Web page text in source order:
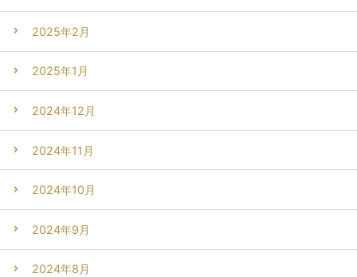
2025年2月
2025年1月
2024年12月
2024年11月
2024年10月
2024年9月
2024年8月